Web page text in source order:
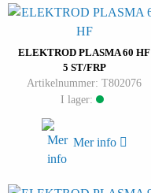
ELEKTROD PLASMA 60 HF
5 ST/FRP
Artikelnummer: T802076
I lager:
Mer info